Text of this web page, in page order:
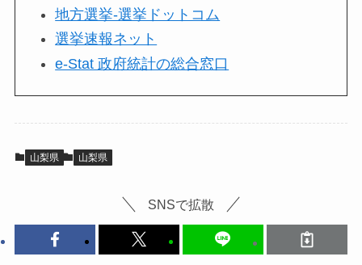
地方選挙-選挙ドットコム
選挙速報ネット
e-Stat 政府統計の総合窓口
山梨県 山梨県
SNSで拡散